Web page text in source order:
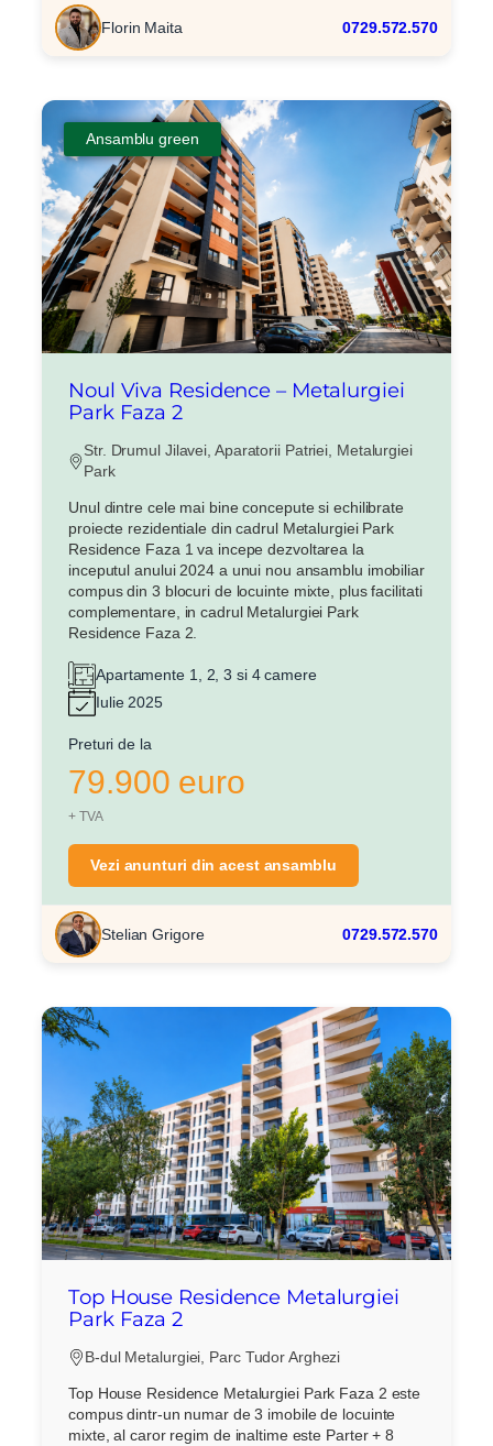
Florin Maita 0729.572.570
Ansamblu green
Noul Viva Residence – Metalurgiei
Park Faza 2
Str. Drumul Jilavei, Aparatorii Patriei, Metalurgiei
Park
Unul dintre cele mai bine concepute si echilibrate
proiecte rezidentiale din cadrul Metalurgiei Park
Residence Faza 1 va incepe dezvoltarea la
inceputul anului 2024 a unui nou ansamblu imobiliar
compus din 3 blocuri de locuinte mixte, plus facilitati
complementare, in cadrul Metalurgiei Park
Residence Faza 2.
Apartamente 1, 2, 3 si 4 camere
Iulie 2025
Preturi de la
79.900 euro
+ TVA
Vezi anunturi din acest ansamblu
Stelian Grigore 0729.572.570
Top House Residence Metalurgiei
Park Faza 2
B-dul Metalurgiei, Parc Tudor Arghezi
Top House Residence Metalurgiei Park Faza 2 este
compus dintr-un numar de 3 imobile de locuinte
mixte, al caror regim de inaltime este Parter + 8